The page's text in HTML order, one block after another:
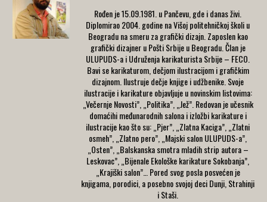
Rođen je 15.09.1981. u Pančevu, gde i danas živi.
Diplomirao 2004. godine na Višoj politehničkoj školi u
Beogradu na smeru za grafički dizajn. Zaposlen kao
grafički dizajner u Pošti Srbije u Beogradu. Član je
ULUPUDS-a i Udruženja karikaturista Srbije – FECO.
Bavi se karikaturom, dečjom ilustracijom i grafičkim
dizajnom. Ilustruje dečje knjige i udžbenike. Svoje
ilustracije i karikature objavljuje u novinskim listovima:
„Večernje Novosti”, „Politika”, „Jež”. Redovan je učesnik
domaćihi međunarodnih salona i izložbi karikature i
ilustracije kao što su: „Pjer”, „Zlatna Kaciga”, „Zlatni
osmeh”, „Zlatno pero”, „Majski salon ULUPUDS-a”,
„Osten”, „Balskanska smotra mladih strip autora –
Leskovac”, „Bijenale Ekološke karikature Sokobanja”,
„Krajiški salon”… Pored svog posla posvećen je
knjigama, porodici, a posebno svojoj deci Dunji, Strahinji
i Staši.